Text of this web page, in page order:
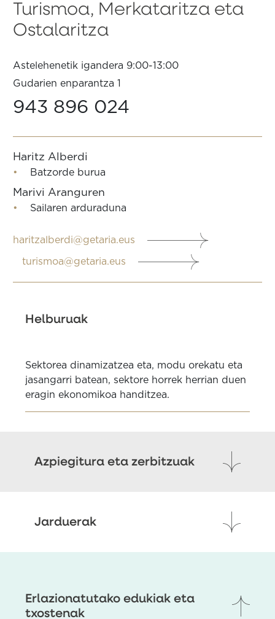
Turismoa, Merkataritza eta
Ostalaritza
Astelehenetik igandera 9:00-13:00
Gudarien enparantza 1
943 896 024
Haritz Alberdi
Batzorde burua
Marivi Aranguren
Sailaren arduraduna
haritzalberdi@getaria.eus
turismoa@getaria.eus
Helburuak
Sektorea dinamizatzea eta, modu orekatu eta
jasangarri batean, sektore horrek herrian duen
eragin ekonomikoa handitzea.
Azpiegitura eta zerbitzuak
Jarduerak
Erlazionatutako edukiak eta
txostenak